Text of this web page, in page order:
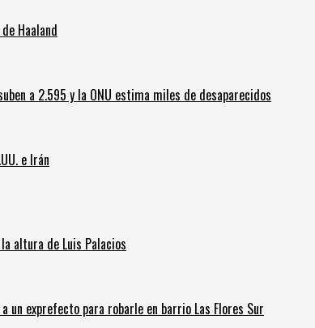
Haaland
a 2.595 y la ONU estima miles de desaparecidos
e Irán
altura de Luis Palacios
un exprefecto para robarle en barrio Las Flores Sur